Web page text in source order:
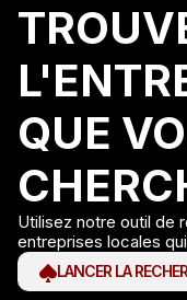
QUE
Utilisez notre outil de
entreprises locales
LANCER LA